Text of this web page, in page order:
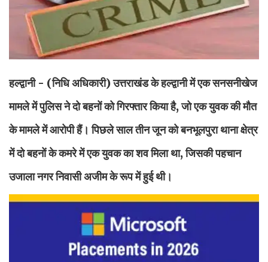
हल्द्वानी - (निधि अधिकारी)उत्तराखंड के हल्द्वानी में एक सनसनीखेज
मामले में पुलिस ने दो बहनों को गिरफ्तार किया है, जो एक युवक की मौत
के मामले में आरोपी हैं। पिछले साल तीन जून को बनभूलपुरा थाना क्षेत्र
में दो बहनों के कमरे में एक युवक का शव मिला था, जिसकी पहचान
उजाला नगर निवासी अजीम के रूप में हुई थी।